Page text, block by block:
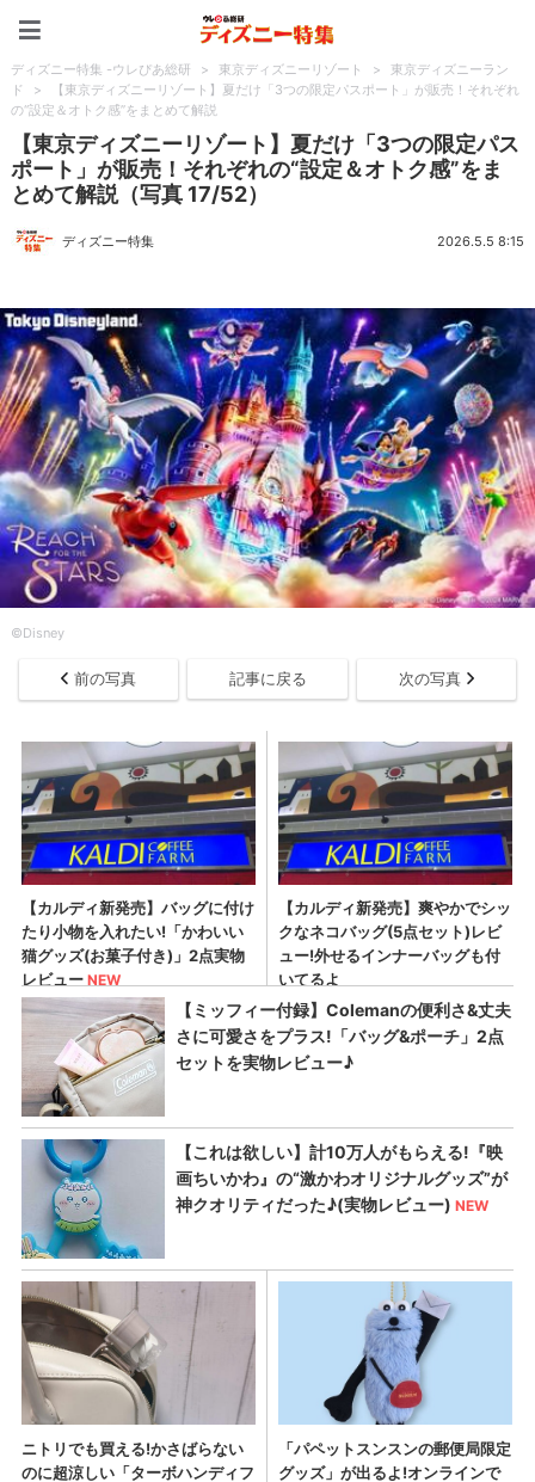
ディズニー特集 -ウレぴあ総研 > 東京ディズニーリゾート >
東京ディズニーラン
ド
>
【東京ディズニーリゾート】夏だけ「3つの限定パスポート」が販売！それぞれ
の“設定＆オトク感”をまとめて解説
【東京ディズニーリゾート】夏だけ「3つの限定パス
ポート」が販売！それぞれの“設定＆オトク感”をま
とめて解説（写真 17/52）
ディズニー特集 2026.5.5 8:15
©Disney
前の写真 記事に戻る 次の写真